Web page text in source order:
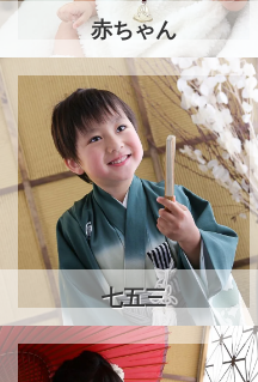
赤ちゃん
七五三